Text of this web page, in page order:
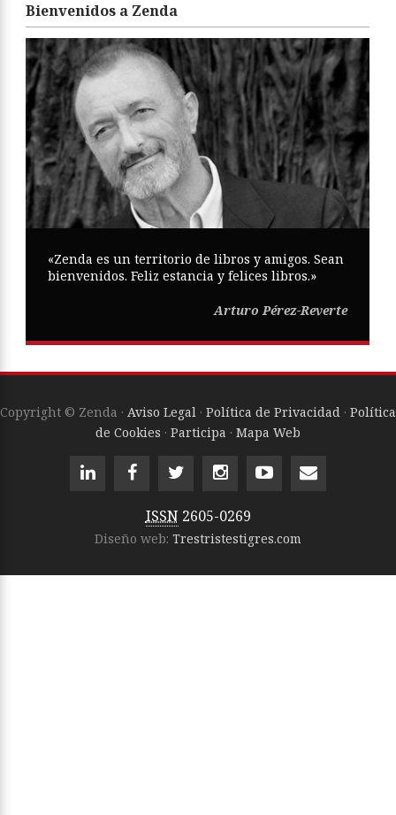
Bienvenidos a Zenda
«Zenda es un territorio de libros y amigos. Sean
bienvenidos. Feliz estancia y felices libros.»
Arturo Pérez-Reverte
Copyright © Zenda · Aviso Legal · Política de Privacidad · Política
de Cookies · Participa · Mapa Web
ISSN 2605-0269
Diseño web: Trestristestigres.com